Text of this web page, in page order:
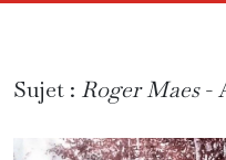
Sujet : Roger Maes-